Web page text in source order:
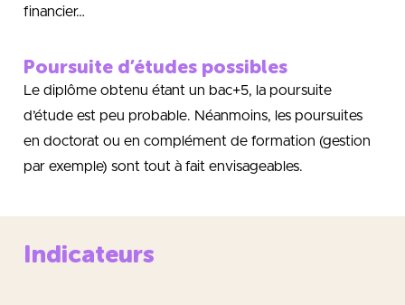
financier…
Poursuite d’études possibles
Le diplôme obtenu étant un bac+5, la poursuite
d’étude est peu probable. Néanmoins, les poursuites
en doctorat ou en complément de formation (gestion
par exemple) sont tout à fait envisageables.
Indicateurs